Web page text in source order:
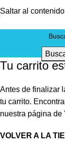
Saltar al
Tu carrito
Antes de finalizar
tu carrito.
nuestra página de
VOLVER A LA